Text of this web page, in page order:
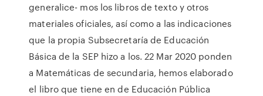
generalice- mos los libros de texto y otros
materiales oficiales, así como a las indicaciones
que la propia Subsecretaría de Educación
Básica de la SEP hizo a los. 22 Mar 2020 ponden
a Matemáticas de secundaria, hemos elaborado
el libro que tiene en de Educación Pública